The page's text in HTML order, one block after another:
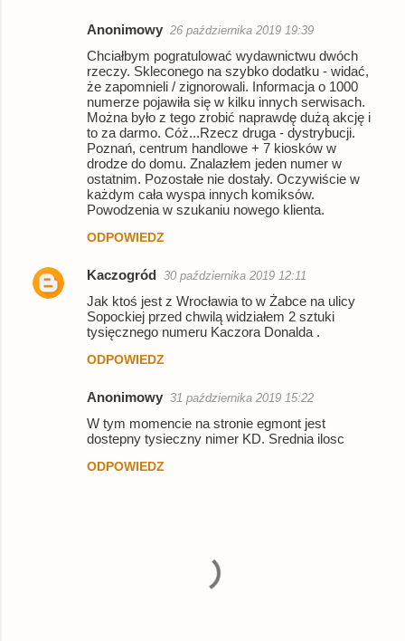
Anonimowy 26 października 2019 19:39
Chciałbym pogratulować wydawnictwu dwóch
rzeczy. Skleconego na szybko dodatku - widać,
że zapomnieli / zignorowali. Informacja o 1000
numerze pojawiła się w kilku innych serwisach.
Można było z tego zrobić naprawdę dużą akcję i
to za darmo. Cóż...Rzecz druga - dystrybucji.
Poznań, centrum handlowe + 7 kiosków w
drodze do domu. Znalazłem jeden numer w
ostatnim. Pozostałe nie dostały. Oczywiście w
każdym cała wyspa innych komiksów.
Powodzenia w szukaniu nowego klienta.
ODPOWIEDZ
Kaczogród 30 października 2019 12:11
Jak ktoś jest z Wrocławia to w Żabce na ulicy
Sopockiej przed chwilą widziałem 2 sztuki
tysięcznego numeru Kaczora Donalda .
ODPOWIEDZ
Anonimowy 31 października 2019 15:22
W tym momencie na stronie egmont jest
dostepny tysieczny nimer KD. Srednia ilosc
ODPOWIEDZ